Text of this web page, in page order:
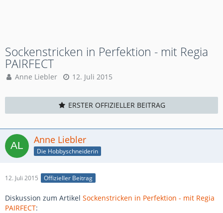
Sockenstricken in Perfektion - mit Regia
PAIRFECT
Anne Liebler 12. Juli 2015
ERSTER OFFIZIELLER BEITRAG
Anne Liebler
Die Hobbyschneiderin
12. Juli 2015 Offizieller Beitrag
Diskussion zum Artikel Sockenstricken in Perfektion - mit Regia
PAIRFECT: